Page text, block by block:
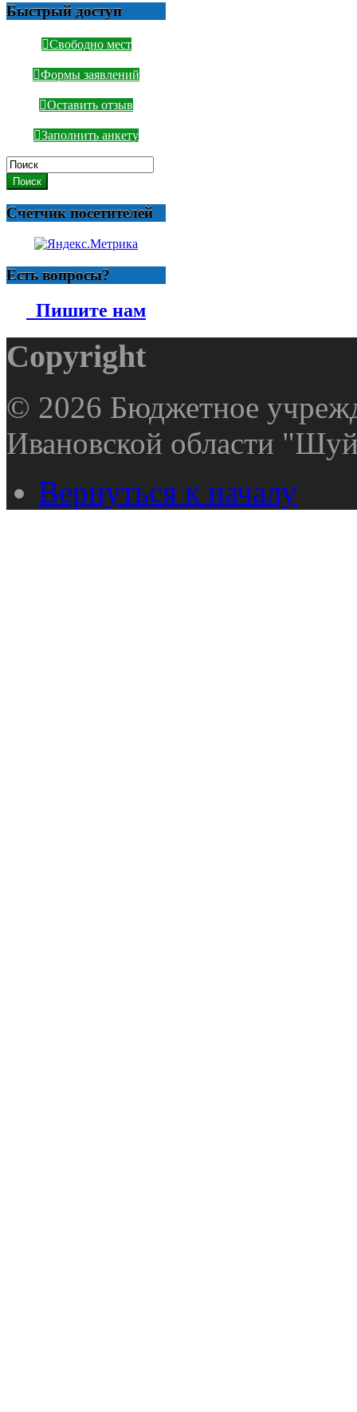
Быстрый доступ
Свободно мест
Формы заявлений
Оставить отзыв
Заполнить анкету
Поиск
Счетчик посетителей
Есть вопросы?
Пишите нам
Copyright
© 2026 Бюджетное
Ивановской области
Вернуться к началу